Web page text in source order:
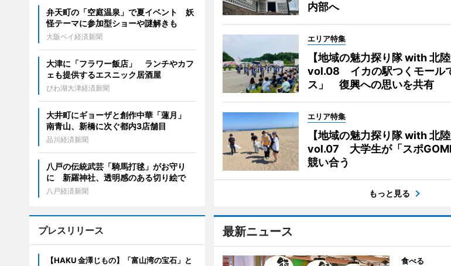
内部へ
エリア特集
【地域の魅力探り隊 with 北陸
vol.08 イカの駅つくモール
ス」 復興への思いを共有
エリア特集
【地域の魅力探り隊 with 北陸
vol.07 大学生が「スポ
競い合う
もっと見る
最新ニュース
食べる
弁天町の「空庭温泉」で夏イベント 妖
怪テーマに参加型ショーや謎解きも
大阪ベイ経済新聞
大津に「フラワー飯店」 ランチやカフ
ェも提供するエスニック居酒屋
びわ湖大津経済新聞
大井町にギョーザと創作中華「蓮月」
南青山、新橋に次ぐ都内3店舗目
品川経済新聞
八戸の伝統武芸「騎馬打毬」がお守り
に 新羅神社、透明感のある切り絵で
八戸経済新聞
プレスリリース
【HAKU 金澤じもの】「富山湾の宝石」と